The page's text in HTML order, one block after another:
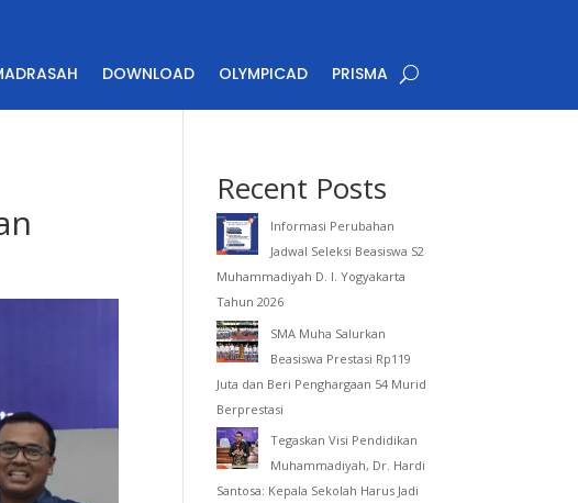
DOWNLOAD OLYMPICAD PRISMA
Recent Posts
Informasi Perubahan
Jadwal Seleksi Beasiswa S2
Muhammadiyah D. I. Yogyakarta
Tahun 2026
SMA Muha Salurkan
Beasiswa Prestasi Rp119
Juta dan Beri Penghargaan 54 Murid
Berprestasi
Tegaskan Visi Pendidikan
Muhammadiyah, Dr. Hardi
Santosa: Kepala Sekolah Harus Jadi